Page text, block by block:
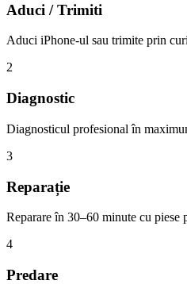
Aduci / Trimiti
Aduci iPhone-ul sau trimite prin
2
Diagnostic
Diagnosticul profesional în
3
Reparație
Reparare în 30–60 minute cu piese
4
Predare